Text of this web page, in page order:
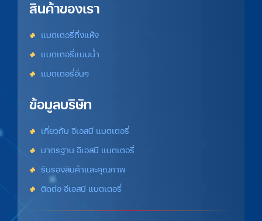
สินค้าของเรา
แบตเตอรี่กึ่งแห้ง
แบตเตอรี่แบบน้ำ
แบตเตอรี่อื่นๆ
ข้อมูลบริษัท
เกี่ยวกับ อีเอสบี แบตเตอรี่
มาตรฐาน อีเอสบี แบตเตอรี่
รับรองสินค้าและคุณภาพ
ติดต่อ อีเอสบี แบตเตอรี่